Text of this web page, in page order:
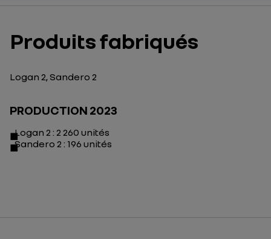
Produits fabriqués
Logan 2, Sandero 2
PRODUCTION 2023
Logan 2 : 2 260 unités
Sandero 2 : 196 unités